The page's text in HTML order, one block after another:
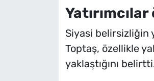
Siyasi belirsizliğin
Toptaş, özellikle
yaklaştığını